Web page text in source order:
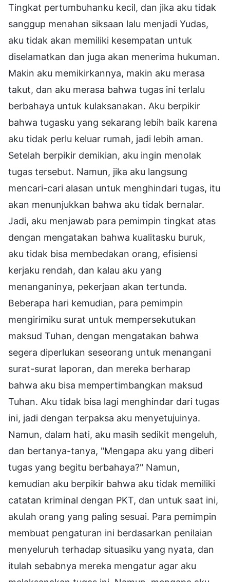
Tingkat pertumbuhanku kecil, dan jika aku tidak
sanggup menahan siksaan lalu menjadi Yudas,
aku tidak akan memiliki kesempatan untuk
diselamatkan dan juga akan menerima hukuman.
Makin aku memikirkannya, makin aku merasa
takut, dan aku merasa bahwa tugas ini terlalu
berbahaya untuk kulaksanakan. Aku berpikir
bahwa tugasku yang sekarang lebih baik karena
aku tidak perlu keluar rumah, jadi lebih aman.
Setelah berpikir demikian, aku ingin menolak
tugas tersebut. Namun, jika aku langsung
mencari-cari alasan untuk menghindari tugas, itu
akan menunjukkan bahwa aku tidak bernalar.
Jadi, aku menjawab para pemimpin tingkat atas
dengan mengatakan bahwa kualitasku buruk,
aku tidak bisa membedakan orang, efisiensi
kerjaku rendah, dan kalau aku yang
menanganinya, pekerjaan akan tertunda.
Beberapa hari kemudian, para pemimpin
mengirimiku surat untuk mempersekutukan
maksud Tuhan, dengan mengatakan bahwa
segera diperlukan seseorang untuk menangani
surat-surat laporan, dan mereka berharap
bahwa aku bisa mempertimbangkan maksud
Tuhan. Aku tidak bisa lagi menghindar dari tugas
ini, jadi dengan terpaksa aku menyetujuinya.
Namun, dalam hati, aku masih sedikit mengeluh,
dan bertanya-tanya, "Mengapa aku yang diberi
tugas yang begitu berbahaya?" Namun,
kemudian aku berpikir bahwa aku tidak memiliki
catatan kriminal dengan PKT, dan untuk saat ini,
akulah orang yang paling sesuai. Para pemimpin
membuat pengaturan ini berdasarkan penilaian
menyeluruh terhadap situasiku yang nyata, dan
itulah sebabnya mereka mengatur agar aku